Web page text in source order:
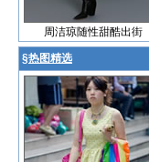
周洁琼随性甜酷出街
§热图精选